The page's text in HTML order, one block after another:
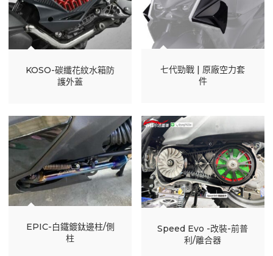
KOSO-碳纖花紋水箱防
護外蓋
七代勁戰 | 原廠空力套
件
EPIC-白鐵鍍鈦邊柱/側
柱
Speed Evo -改裝-前普
利/離合器